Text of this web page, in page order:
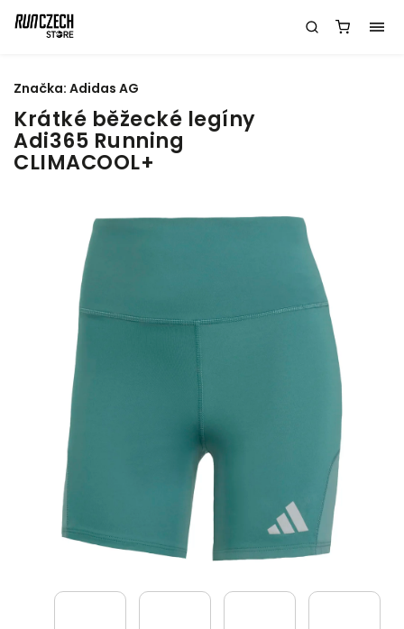
Krátké běžecké legíny
Adi365 Running
CLIMACOOL+
Značka: Adidas AG